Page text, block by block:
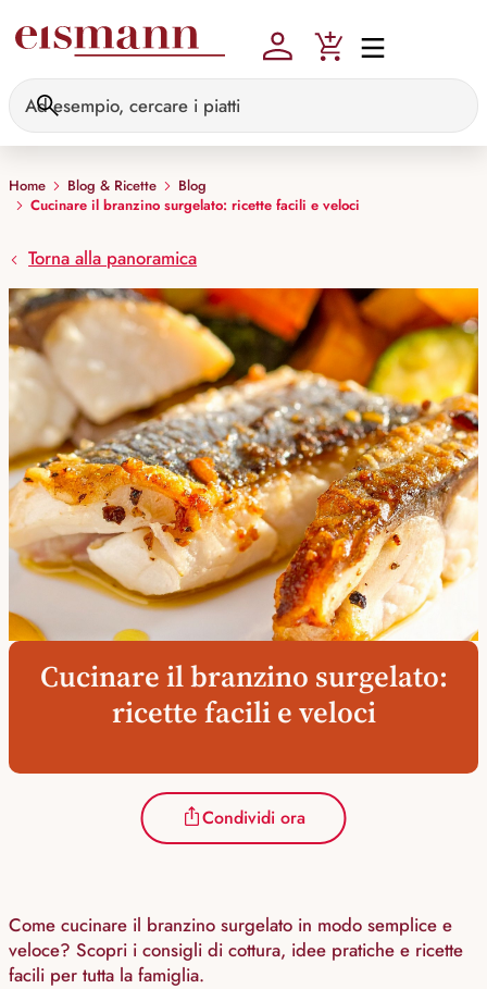
Home Blog & Ricette
Blog
Cucinare il branzino surgelato: ricette facili e veloci
Torna alla panoramica
Cucinare il branzino surgelato:
ricette facili e veloci
Condividi ora
Come cucinare il branzino surgelato in modo semplice e
veloce? Scopri i consigli di cottura, idee pratiche e ricette
facili per tutta la famiglia.